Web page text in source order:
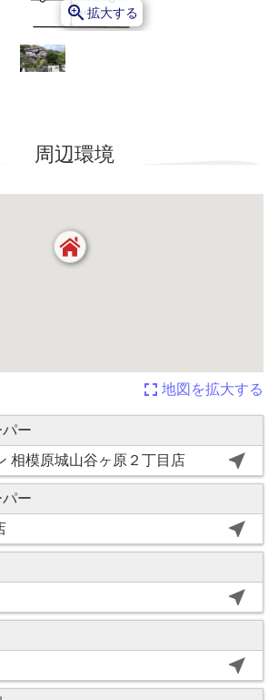
zoom_in拡大する
周辺環境
fullscreen 地図を拡大する
ー
相模原城山谷ヶ原２丁目店
near_me
ー
near_me
near_me
near_me